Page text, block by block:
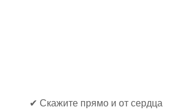
✔ Скажите прямо и от сердца